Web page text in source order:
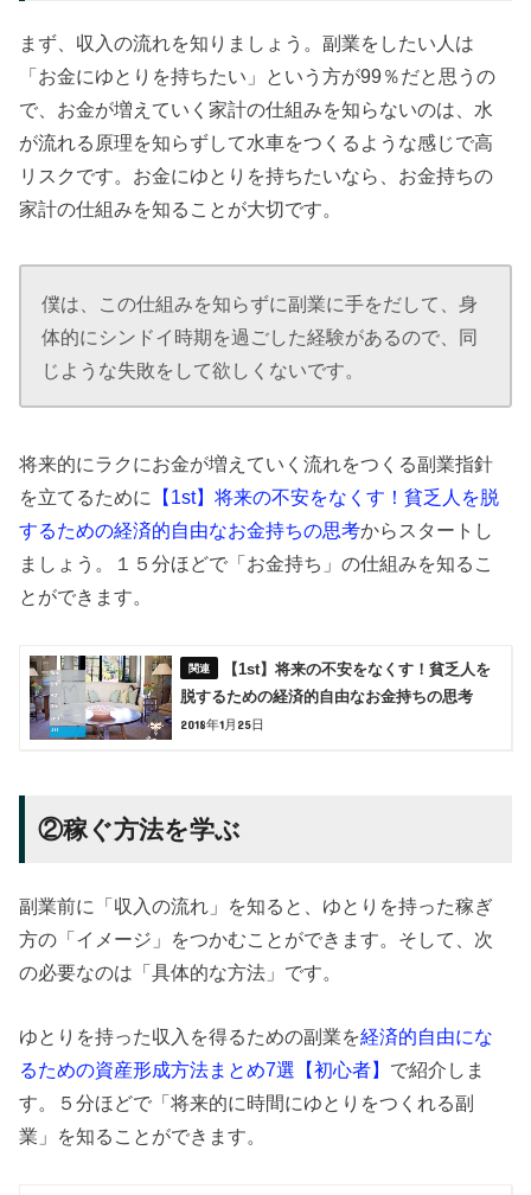
まず、収入の流れを知りましょう。副業をしたい人は
「お金にゆとりを持ちたい」という方が99％だと思うの
で、お金が増えていく家計の仕組みを知らないのは、水
が流れる原理を知らずして水車をつくるような感じで高
リスクです。お金にゆとりを持ちたいなら、お金持ちの
家計の仕組みを知ることが大切です。
僕は、この仕組みを知らずに副業に手をだして、身
体的にシンドイ時期を過ごした経験があるので、同
じような失敗をして欲しくないです。
将来的にラクにお金が増えていく流れをつくる副業指針
を立てるために
【1st】将来の不安をなくす！貧乏人を脱
するための経済的自由なお金持ちの思考からスタートし
ましょう。１５分ほどで「お金持ち」の仕組みを知るこ
とができます。
【1st】将来の不安をなくす！貧乏人を
脱するための経済的自由なお金持ちの思考
2018年1月25日
②稼ぐ方法を学ぶ
副業前に「収入の流れ」を知ると、ゆとりを持った稼ぎ
方の「イメージ」をつかむことができます。そして、次
の必要なのは「具体的な方法」です。
ゆとりを持った収入を得るための副業を経済的自由にな
るための資産形成方法まとめ7選【初心者】 で紹介しま
す。５分ほどで「将来的に時間にゆとりをつくれる副
業」を知ることができます。